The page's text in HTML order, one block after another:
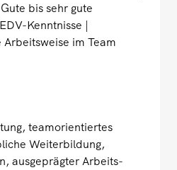
bis sehr gute
Kenntnisse |
im Team
teamorientiertes
Weiterbildung,
ausgeprägter Arbeits-